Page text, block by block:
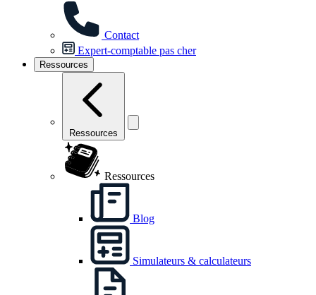
Contact
Expert-comptable pas cher
Ressources
Ressources
Ressources
Blog
Simulateurs & calculateurs